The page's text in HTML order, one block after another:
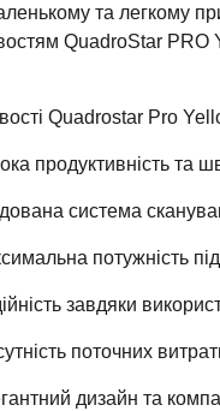
та легкому
QuadroStar PRO
Quadrostar Pro
продуктивність та
система
потужність
завдяки
поточних
дизайн та